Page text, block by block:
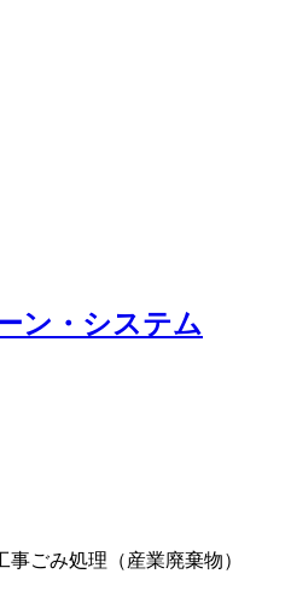
ン・システム
事ごみ処理（産業廃棄物）